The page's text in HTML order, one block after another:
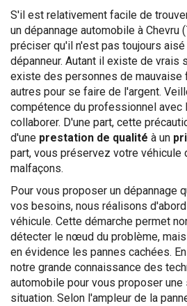
S'il est relativement facile de
un dépannage automobile à Chevru
préciser qu'il n'est pas toujours
dépanneur. Autant il existe de vrais
existe des personnes de mauvaise
autres pour se faire de l'argent.
compétence du professionnel avec
collaborer. D'une part, cette
d'une prestation de qualité à un
part, vous préservez votre
malfaçons.
Pour vous proposer un dépannage
vos besoins, nous réalisons
véhicule. Cette démarche permet
détecter le nœud du problème,
en évidence les pannes cachées.
notre grande connaissance des
automobile pour vous proposer une
situation. Selon l'ampleur de la